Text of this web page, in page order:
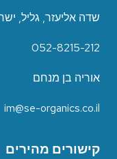
שדה אליעזר, גליל, ישראל
052-8215-212
אוריה בן מנחם
im@se-organics.co.il
קישורים מהירים